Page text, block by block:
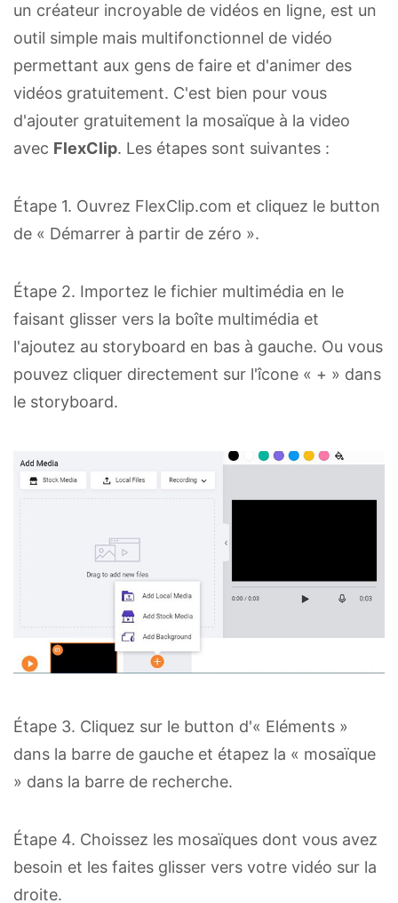
un créateur incroyable de vidéos en ligne, est un
outil simple mais multifonctionnel de vidéo
permettant aux gens de faire et d'animer des
vidéos gratuitement. C'est bien pour vous
d'ajouter gratuitement la mosaïque à la video
avec FlexClip. Les étapes sont suivantes :
Étape 1. Ouvrez FlexClip.com et cliquez le button
de « Démarrer à partir de zéro ».
Étape 2. Importez le fichier multimédia en le
faisant glisser vers la boîte multimédia et
l'ajoutez au storyboard en bas à gauche. Ou vous
pouvez cliquer directement sur l'îcone « + » dans
le storyboard.
Étape 3. Cliquez sur le button d'« Eléments »
dans la barre de gauche et étapez la « mosaïque
» dans la barre de recherche.
Étape 4. Choissez les mosaïques dont vous avez
besoin et les faites glisser vers votre vidéo sur la
droite.